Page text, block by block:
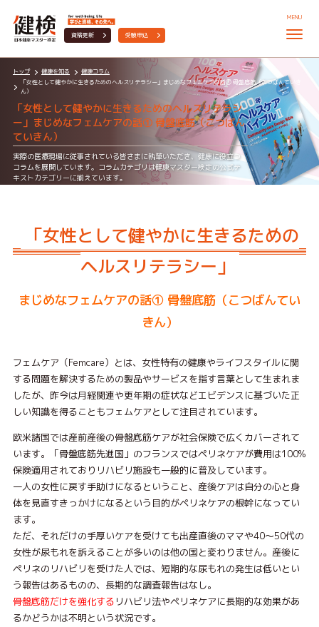
資格更新 受験申込
MENU
トップ 健康を知る
健康コラム
「⼥性として健やかに⽣きるためのヘルスリテラシー」まじめなフェムケアの話① ⾻盤底筋（こつばんていき
ん）
「⼥性として健やかに⽣きるためのヘルスリテラシ
ー」まじめなフェムケアの話① ⾻盤底筋（こつばん
ていきん）
実際の医療現場に従事されている皆さまに執筆いただき、健康に役立つ
コラムを展開しています。コラムカテゴリは健康マスター検定の公式テ
キストカテゴリーに揃えています。
「⼥性として健やかに⽣きるための
ヘルスリテラシー」
まじめなフェムケアの話① ⾻盤底筋（こつばんてい
きん）
フェムケア（Femcare）とは、⼥性特有の健康やライフスタイルに関
する問題を解決するための製品やサービスを指す⾔葉として⽣まれま
したが、昨今は⽉経関連や更年期の症状などエビデンスに基づいた正
しい知識を得ることもフェムケアとして注⽬されています。
欧⽶諸国では産前産後の⾻盤底筋ケアが社会保険で広くカバーされて
います。「⾻盤底筋先進国」のフランスではペリネケアが費⽤は100%
保険適⽤されておりリハビリ施設も⼀般的に普及しています。
⼀⼈の⼥性に戻す⼿助けになるということ、産後ケアは⾃分の⼼と⾝
体を⾒直すきっかけになるという⽬的がペリネケアの根幹になってい
ます。
ただ、それだけの⼿厚いケアを受けても出産直後のママや40〜50代の
⼥性が尿もれを訴えることが多いのは他の国と変わりません。産後に
ペリネのリハビリを受けた⼈では、短期的な尿もれの発⽣は低いとい
う報告はあるものの、⻑期的な調査報告はなし。
⾻盤底筋だけを強化する リハビリ法やペリネケアに⻑期的な効果があ
るかどうかは不明という状況です。